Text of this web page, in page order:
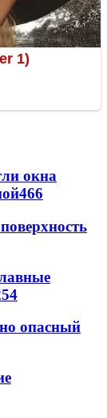
окна
466
опасный